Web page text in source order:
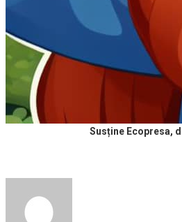
Susține Ecopresa,